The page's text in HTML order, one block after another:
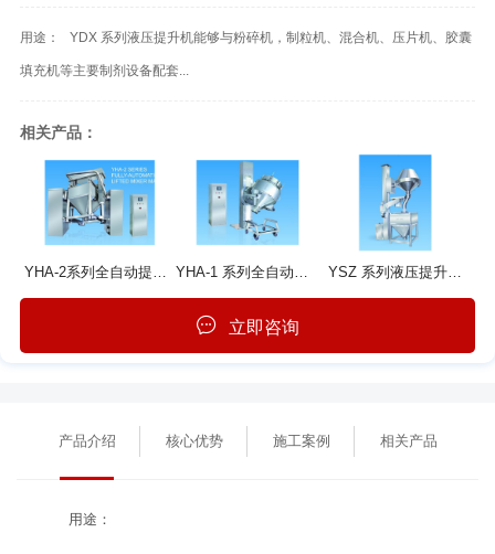
用途： YDX 系列液压提升机能够与粉碎机，制粒机、混合机、压片机、胶囊
填充机等主要制剂设备配套...
相关产品：
YSZ 系列液压提升整粒机
立即咨询
产品介绍 核心优势 施工案例 相关产品
用途：